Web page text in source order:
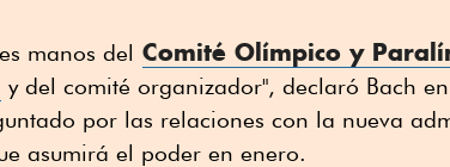
manos del Comité Olímpico y
y del comité organizador", declaró Bach
por las relaciones con la nueva
asumirá el poder en enero.